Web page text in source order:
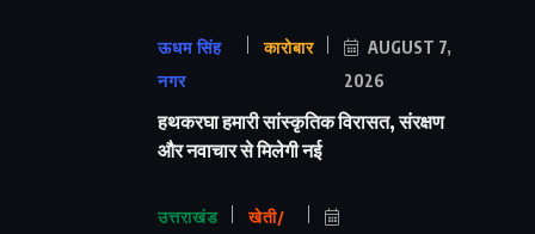
ऊधम सिंह
नगर
कारोबार
AUGUST 7,
2026
हथकरघा हमारी सांस्कृतिक विरासत, संरक्षण
और नवाचार से मिलेगी नई
उत्तराखंड
खेती/